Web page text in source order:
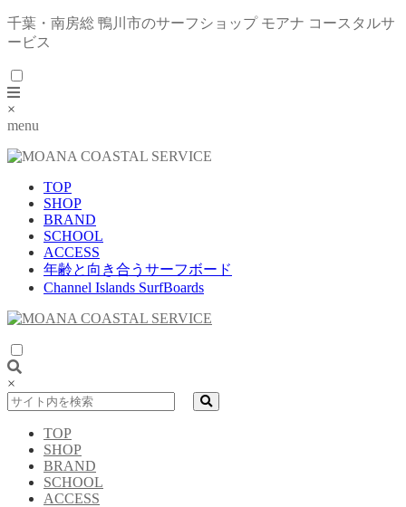
千葉・南房総 鴨川市のサーフショップ モアナ コースタルサ
ービス
×
menu
TOP
SHOP
BRAND
SCHOOL
ACCESS
年齢と向き合うサーフボード
Channel Islands SurfBoards
×
TOP
SHOP
BRAND
SCHOOL
ACCESS